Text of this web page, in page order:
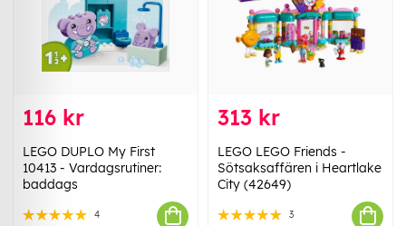
116 kr
LEGO DUPLO My First
10413 - Vardagsrutiner:
baddags
4
313 kr
LEGO LEGO Friends -
Sötsaksaffären i Heartlake
City (42649)
3